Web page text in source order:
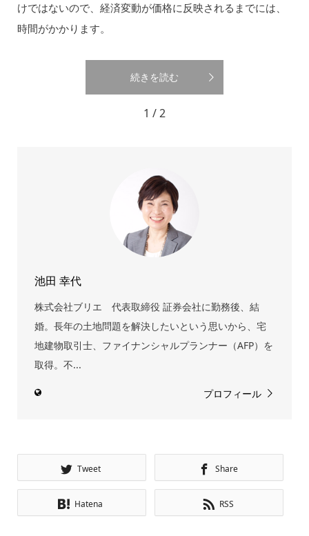
けではないので、経済変動が価格に反映されるまでには、
時間がかかります。
続きを読む
1 / 2
池田 幸代
株式会社ブリエ 代表取締役 証券会社に勤務後、結
婚。長年の土地問題を解決したいという思いから、宅
地建物取引士、ファイナンシャルプランナー（AFP）を
取得。不...
プロフィール
Tweet Share
Hatena RSS